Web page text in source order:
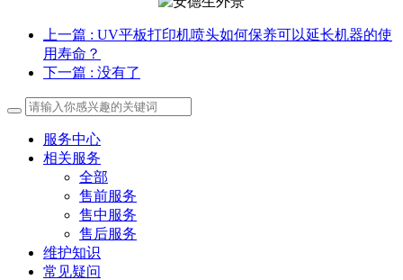
上一篇 : UV平板打印机喷头如何保养可以延长机器的使
用寿命？
下一篇 : 没有了
服务中心
相关服务
全部
售前服务
售中服务
售后服务
维护知识
常见疑问